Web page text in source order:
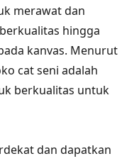
merawat dan
hingga
kanvas. Menurut
cat seni adalah
berkualitas untuk
dan dapatkan